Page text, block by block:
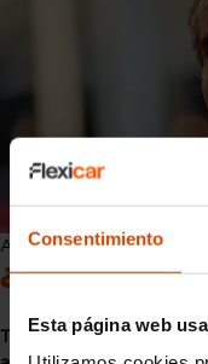
Consentimiento
Esta página web
Alain Prost en la
¿Qué ha sido
Tras su retirada, Alain